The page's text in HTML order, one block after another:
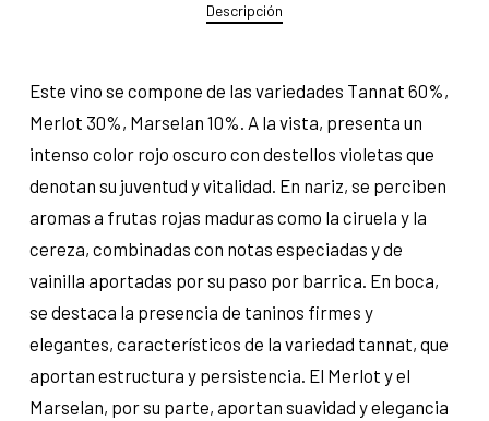
Descripción
Este vino se compone de las variedades Tannat 60%,
Merlot 30%, Marselan 10%. A la vista, presenta un
intenso color rojo oscuro con destellos violetas que
denotan su juventud y vitalidad. En nariz, se perciben
aromas a frutas rojas maduras como la ciruela y la
cereza, combinadas con notas especiadas y de
vainilla aportadas por su paso por barrica. En boca,
se destaca la presencia de taninos firmes y
elegantes, característicos de la variedad tannat, que
aportan estructura y persistencia. El Merlot y el
Marselan, por su parte, aportan suavidad y elegancia